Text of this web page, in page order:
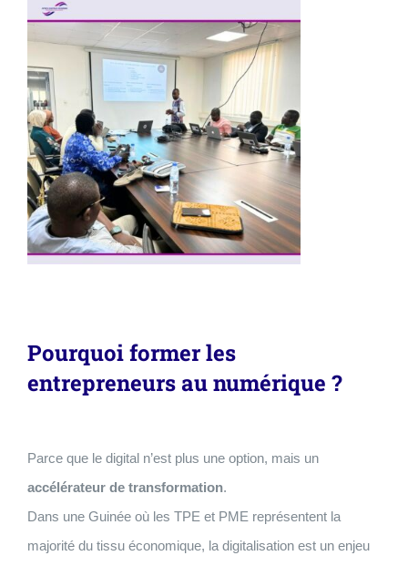
Pourquoi former les
entrepreneurs au numérique ?
Parce que le digital n’est plus une option, mais un
accélérateur de transformation.
Dans une Guinée où les TPE et PME représentent la
majorité du tissu économique, la digitalisation est un enjeu